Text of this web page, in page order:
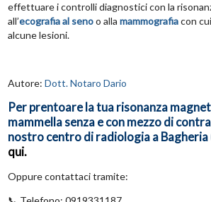
effettuare i controlli diagnostici con la
all’ecografia al senoo alla mammografiacon
alcune lesioni.
Autore: Dott. Notaro Dario
Per prentoare la tua risonanza
mammella senza e con mezzo di
nostro centro di radiologia a Bagheria
qui.
Oppure contattaci tramite: